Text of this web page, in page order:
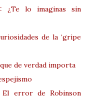
¿Te lo imaginas sin
de la ‘gripe
de verdad importa
El error de Robinson